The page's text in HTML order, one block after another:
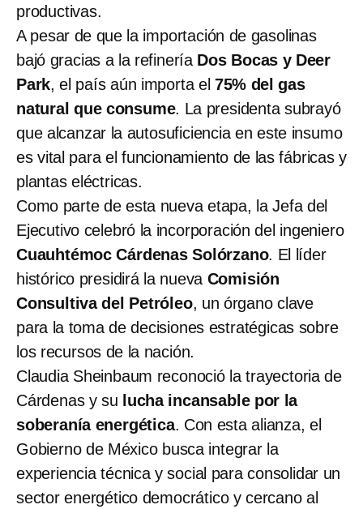
productivas.
A pesar de que la importación de gasolinas
bajó gracias a la refinería Dos Bocas y Deer
Park, el país aún importa el 75% del gas
natural que consume. La presidenta subrayó
que alcanzar la autosuficiencia en este insumo
es vital para el funcionamiento de las fábricas y
plantas eléctricas.
Como parte de esta nueva etapa, la Jefa del
Ejecutivo celebró la incorporación del ingeniero
Cuauhtémoc Cárdenas Solórzano. El líder
histórico presidirá la nueva Comisión
Consultiva del Petróleo, un órgano clave
para la toma de decisiones estratégicas sobre
los recursos de la nación.
Claudia Sheinbaum reconoció la trayectoria de
Cárdenas y su lucha incansable por la
soberanía energética. Con esta alianza, el
Gobierno de México busca integrar la
experiencia técnica y social para consolidar un
sector energético democrático y cercano al